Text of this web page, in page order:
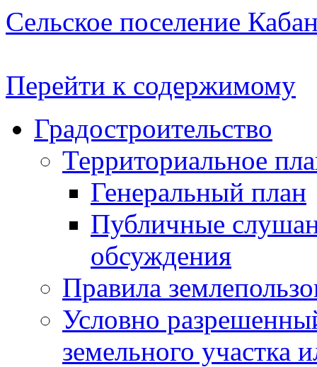
Сельское поселение
Перейти к содержимому
Градостроительство
Территориальное
Генеральный план
Публичные
обсуждения
Правила
Условно
земельного участка